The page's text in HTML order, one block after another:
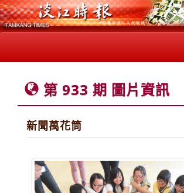
第 933 期 圖片資訊
新聞萬花筒